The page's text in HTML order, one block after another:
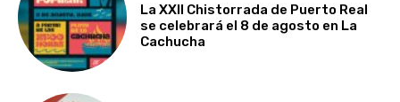
La XXII Chistorrada de Puerto Real
se celebrará el 8 de agosto en La
Cachucha